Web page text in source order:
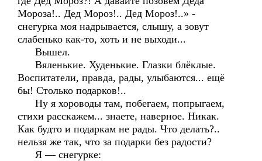
Мороза!.. Дед Мороз!.. Дед Мороз!..» -
снегурка моя надрывается, слышу, а зовут
слабенько как-то, хоть и не выходи...
Вышел.
Вяленькие. Худенькие. Глазки блёклые.
Воспитатели, правда, рады, улыбаются... ещё
бы! Столько подарков!..
Ну я хороводы там, побегаем, попрыгаем,
стихи расскажем... знаете, наверное. Никак.
Как будто и подаркам не рады. Что делать?..
нельзя же так, что за подарки без радости?
Я — снегурке: